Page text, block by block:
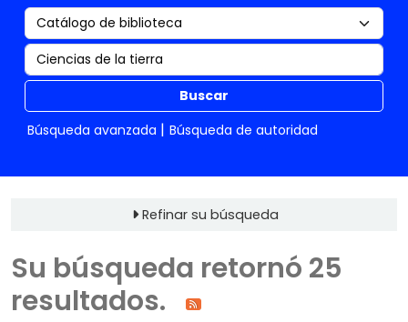
Buscar
Búsqueda avanzada
Búsqueda de autoridad
Refinar su búsqueda
Su búsqueda retornó 25
resultados.